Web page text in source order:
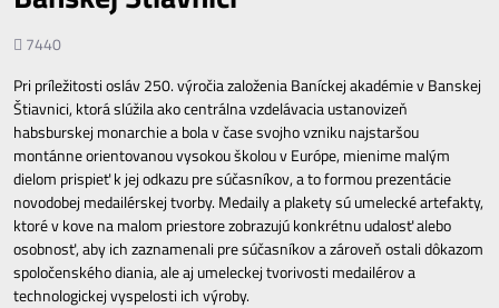
Počet
7440
Pri príležitosti osláv 250. výročia založenia Baníckej akadémie v Banskej
Štiavnici, ktorá slúžila ako centrálna vzdelávacia ustanovizeň
habsburskej monarchie a bola v čase svojho vzniku najstaršou
montánne orientovanou vysokou školou v Európe, mienime malým
dielom prispieť k jej odkazu pre súčasníkov, a to formou prezentácie
novodobej medailérskej tvorby. Medaily a plakety sú umelecké artefakty,
ktoré v kove na malom priestore zobrazujú konkrétnu udalosť alebo
osobnosť, aby ich zaznamenali pre súčasníkov a zároveň ostali dôkazom
spoločenského diania, ale aj umeleckej tvorivosti medailérov a
technologickej vyspelosti ich výroby.